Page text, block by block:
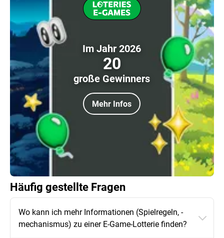
Im Jahr 2026
20
große Gewinners
Mehr Infos
Häufig gestellte Fragen
Wo kann ich mehr Informationen (Spielregeln, -
mechanismus) zu einer E-Game-Lotterie finden?